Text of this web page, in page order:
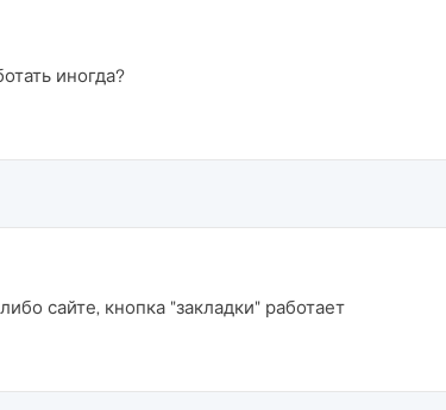
иногда?
сайте, кнопка "закладки" работает